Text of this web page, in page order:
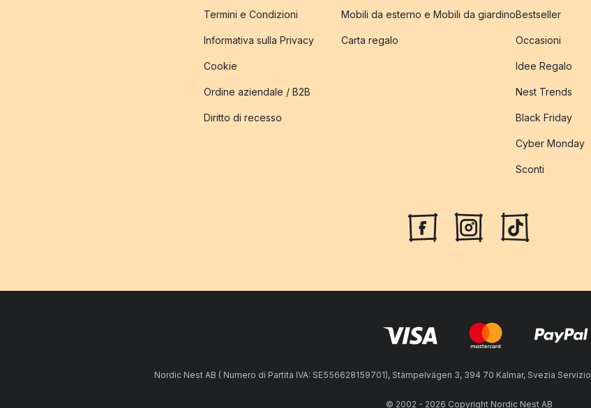
Termini e Condizioni
Informativa sulla Privacy
Cookie
Ordine aziendale / B2B
Diritto di recesso
Mobili da esterno e Mobili da giardino
Carta regalo
Bestseller
Occasioni
Idee Regalo
Nest Trends
Black Friday
Cyber Monday
Sconti
Nordic Nest AB ( Numero di Partita IVA: SE556628159701), Stämpelvägen 3, 394 70 Kalmar, Svezia
© 2002 - 2026 Copyright Nordic Nest AB